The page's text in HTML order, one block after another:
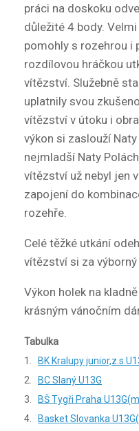
práci na doskoku
důležité 4 body.
pomohly s rozehrou i
rozdílovou hráčkou
vítězství. Služebně
uplatnily svou
vítězství v útoku i
výkon si zaslouží
nejmladší Naty
vítězství už nebyl jen
zapojení do
rozehře.
Celé těžké utkání
vítězství si za
Výkon holek na
krásným vánočním
Tabulka
1.
BK Kralupy
2.
BC Slaný U13G
3.
BŠ Tygři Praha
4.
Basket Slovanka